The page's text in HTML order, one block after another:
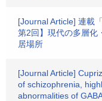
[Journal Article] 連載
第2回】現代の多層化
居場所
[Journal Article]
of schizophrenia,
abnormalities of